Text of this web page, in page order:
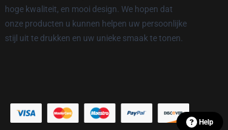
hoge kwaliteit, en mooi design. We hopen dat
onze producten u kunnen helpen uw persoonlijke
stijl uit te drukken en uw unieke smaak te tonen.
Help